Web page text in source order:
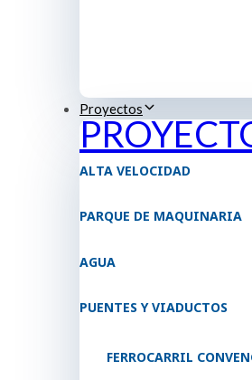
Proyectos
ALTA VELOCIDAD
PARQUE DE MAQUINARIA
AGUA
PUENTES Y VIADUCTOS
FERROCARRIL